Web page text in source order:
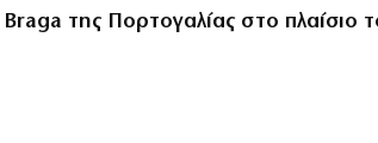
της Πορτογαλίας στο πλαίσιο